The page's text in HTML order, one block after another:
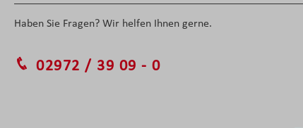
Haben Sie Fragen? Wir helfen Ihnen gerne.
02972 / 39 09 - 0